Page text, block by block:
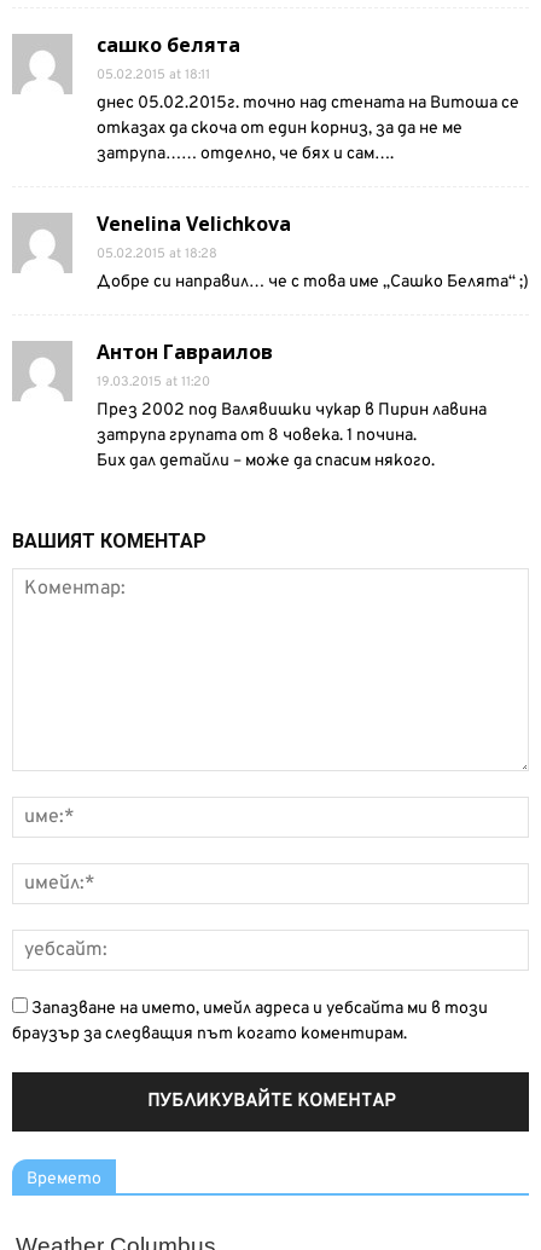
сашко белята
05.02.2015 at 18:11
днес 05.02.2015г. точно над стената на Витоша се
отказах да скоча от един корниз, за да не ме
затрупа…… отделно, че бях и сам….
Venelina Velichkova
05.02.2015 at 18:28
Добре си направил… че с това име „Сашко Белята“ ;)
Антон Гавраилов
19.03.2015 at 11:20
През 2002 под Валявишки чукар в Пирин лавина
затрупа групата от 8 човека. 1 почина.
Бих дал детайли – може да спасим някого.
ВАШИЯТ КОМЕНТАР
Запазване на името, имейл адреса и уебсайта ми в този
браузър за следващия път когато коментирам.
Времето